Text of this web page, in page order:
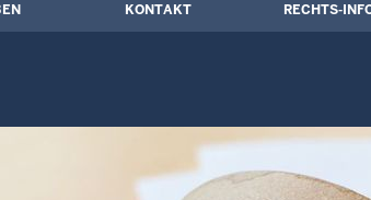
KONTAKT RECHTS-